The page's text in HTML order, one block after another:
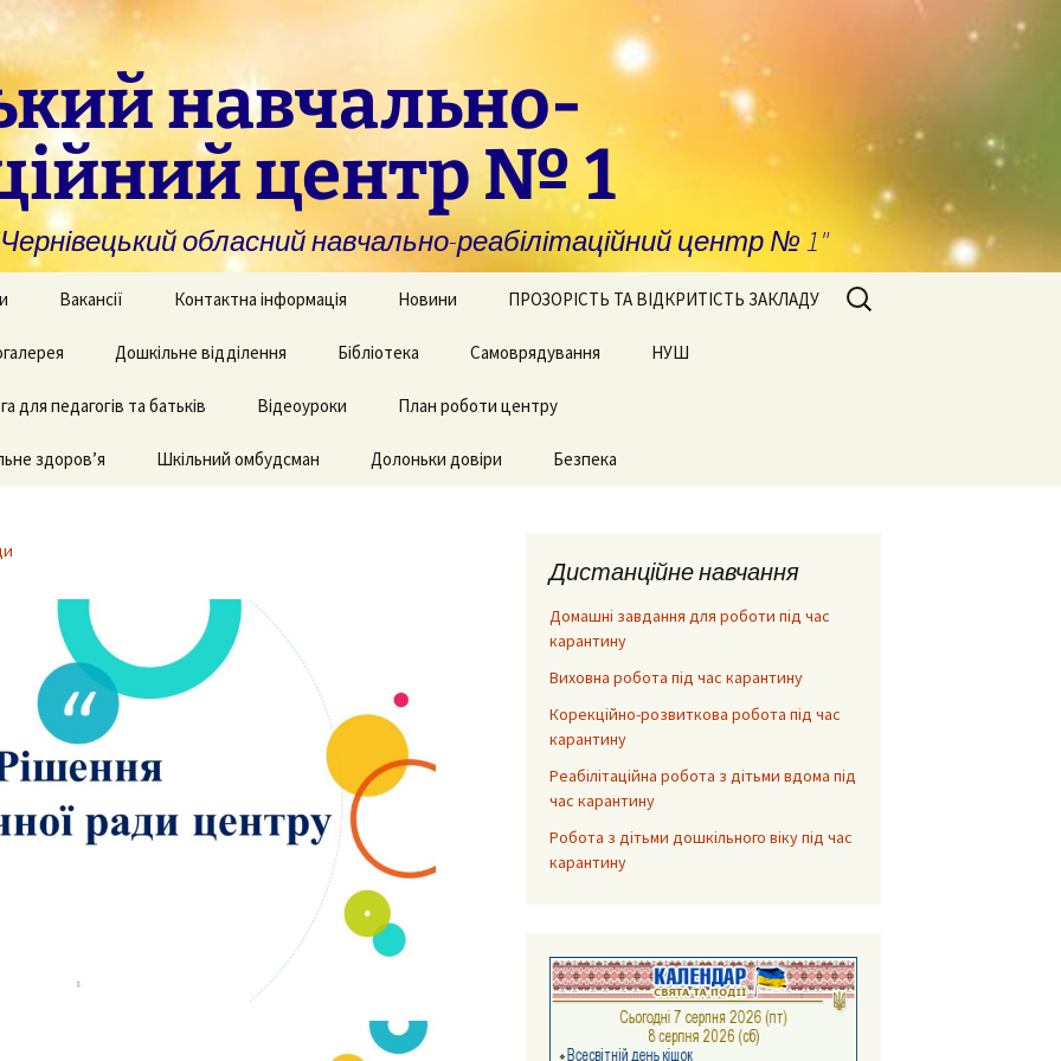
навчально-
центр № 1
обласний навчально-реабілітаційний центр № 1"
закладам із
та
навчання
послуги для
та виховання
діагностика
особливими
батьків
Вакансії Контактна інформація Новини ПРОЗОРІСТЬ ТА ВІДКРИТІСТЬ ЗАКЛАДУ
Запобігання та
виявлення корупції
Фінансова звітність
з
творчих робіт
приміщень
Дошкільне відділення
Рекомендації для
Бібліотека Самоврядування НУШ
для педагогів та батьків Відеоуроки План роботи центру
здоров’я Шкільний омбудсман Долоньки довіри Безпека
Пошук:
Дистанційне навчання
Домашні завдання для роботи під час
карантину
Виховна робота під час карантину
Корекційно-розвиткова робота під час
карантину
Реабілітаційна робота з дітьми вдома під
час карантину
Робота з дітьми дошкільного віку під час
карантину